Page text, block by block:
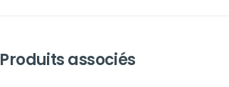
Produits associés